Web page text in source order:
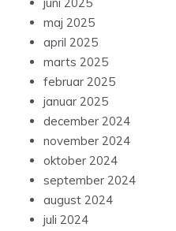
maj 2025
april 2025
marts 2025
februar 2025
januar 2025
december 2024
november 2024
oktober 2024
september 2024
august 2024
juli 2024